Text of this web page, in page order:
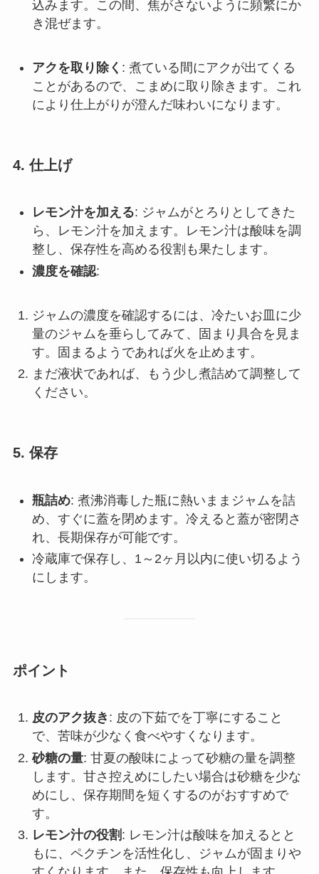
込みます。この間、焦がさないように頻繁にか
き混ぜます。
アクを取り除く : 煮ている間にアクが出てくる
ことがあるので、こまめに取り除きます。これ
により仕上がりが澄んだ味わいになります。
4.仕上げ
レモン汁を加える: ジャムがとろりとしてきた
ら、レモン汁を加えます。レモン汁は酸味を調
整し、保存性を高める役割も果たします。
濃度を確認:
ジャムの濃度を確認するには、冷たいお皿に少
量のジャムを垂らしてみて、固まり具合を見ま
す。固まるようであれば火を止めます。
まだ液状であれば、もう少し煮詰めて調整して
ください。
5. 保存
瓶詰め: 煮沸消毒した瓶に熱いままジャムを詰
め、すぐに蓋を閉めます。冷えると蓋が密閉さ
れ、長期保存が可能です。
冷蔵庫で保存し、1～2ヶ月以内に使い切るよう
にします。
ポイント
皮のアク抜き : 皮の下茹でを丁寧にすること
で、苦味が少なく食べやすくなります。
砂糖の量: 甘夏の酸味によって砂糖の量を調整
します。甘さ控えめにしたい場合は砂糖を少な
めにし、保存期間を短くするのがおすすめで
す。
レモン汁の役割 : レモン汁は酸味を加えるとと
もに、ペクチンを活性化し、ジャムが固まりや